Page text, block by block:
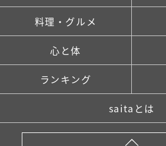
料理・グルメ
心と体
ランキング
saitaとは